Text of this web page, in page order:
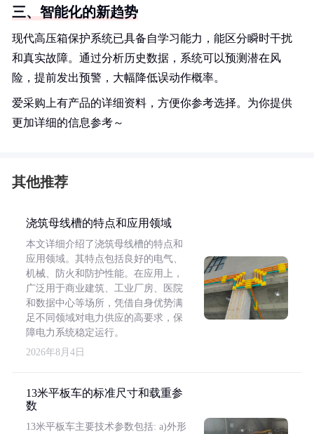
三、智能化的新趋势
现代高压箱保护系统已具备自学习能力，能区分瞬时干扰
和真实故障。通过分析历史数据，系统可以预测潜在风
险，提前发出预警，大幅降低误动作概率。
爱采购上有产品的详细资料，方便你参考选择。为你提供
更加详细的信息参考～
其他推荐
浇筑母线槽的特点和应用领域
本文详细介绍了浇筑母线槽的特点和
应用领域。其特点包括良好的电气、
机械、防火和防护性能。在应用上，
广泛用于商业建筑、工业厂房、医院
和数据中心等场所，凭借自身优势满
足不同领域对电力供应的高要求，保
障电力系统稳定运行。
2026年8月4日
13米平板车的标准尺寸和载重参
数
13米平板车主要技术参数包括: a)外形